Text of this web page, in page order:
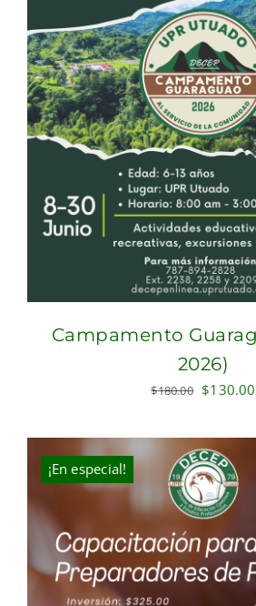
Campamento
2026)
$180.00 Original
was:
$180.00.
$130.00
¡En especial!